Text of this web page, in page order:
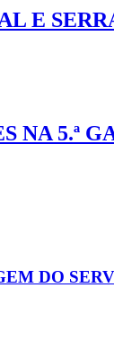
E
NA 5.ª
DO